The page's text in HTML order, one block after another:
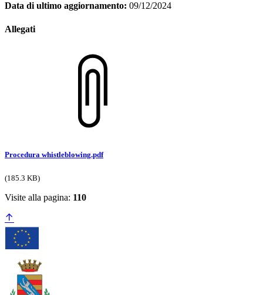
Data di ultimo aggiornamento: 09/12/2024
Allegati
Procedura whistleblowing.pdf
(185.3 KB)
Visite alla pagina: 110